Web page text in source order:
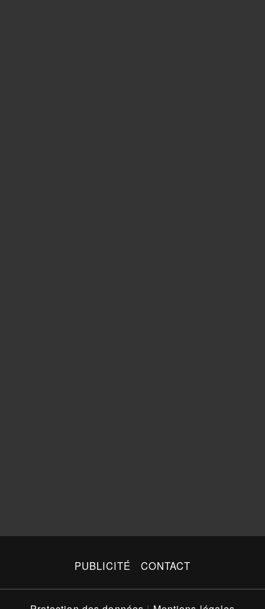
PUBLICITÉ CONTACT